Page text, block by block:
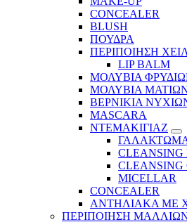
CONCEALER
BLUSH
ΠΟΥΔΡΑ
ΠΕΡΙΠΟΙΗΣΗ
LIP BALM
ΜΟΛΥΒΙΑ
ΜΟΛΥΒΙΑ
ΒΕΡΝΙΚΙΑ
MASCARA
ΝΤΕΜΑΚΙΓΙΑΖ
CLEANSING
CLEANSING
MICELLAR
CONCEALER
ΑΝΤΗΛΙΑΚΑ ΜΕ
ΠΕΡΙΠΟΙΗΣΗ